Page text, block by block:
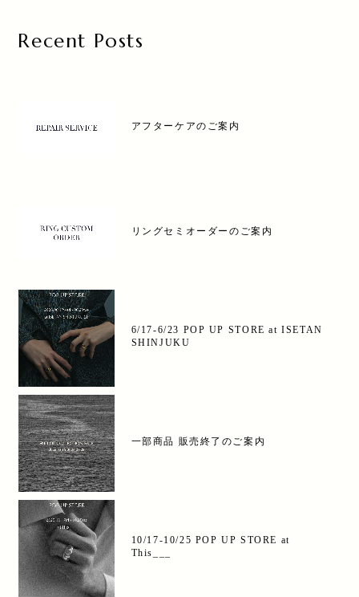
Recent Posts
アフターケアのご案内
リングセミオーダーのご案内
6/17-6/23 POP UP STORE at ISETAN
SHINJUKU
一部商品 販売終了のご案内
10/17-10/25 POP UP STORE at
This___